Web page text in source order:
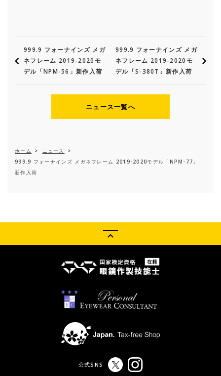
999.9 フォーナインズ メガ
ネフレーム 2019-2020モ
デル「NPM-56」新作入荷
999.9 フォーナインズ メガ
ネフレーム 2019-2020モ
デル「S-380T」新作入荷
ニュース一覧へ
ホーム > ニュース
>
999.9 フォーナインズ メガネフレーム 2019-2020モデル「NPM-77」
新作入荷
公式SNS